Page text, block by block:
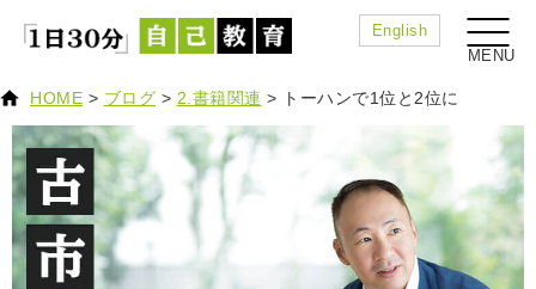
English
HOME > ブログ > 2.書籍関連 > トーハンで1位と2位に